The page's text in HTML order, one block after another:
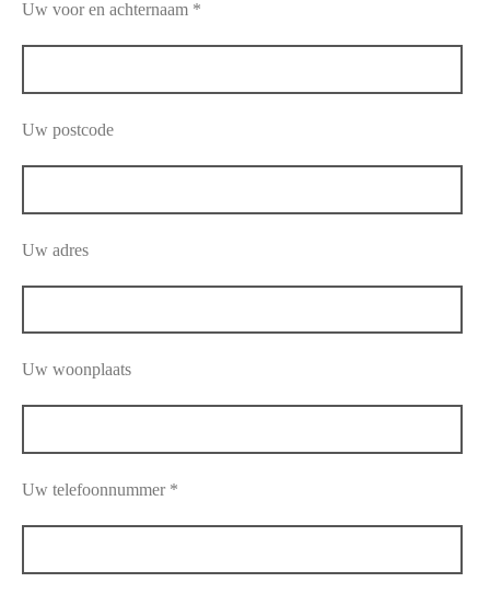
Uw voor en achternaam *
Uw postcode
Uw adres
Uw woonplaats
Uw telefoonnummer *